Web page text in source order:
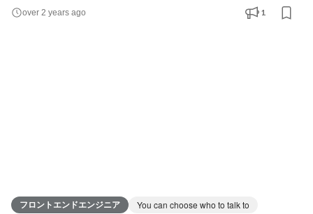
（Vue.js、Laravel Mix、Docker） ・スタイルガイドの構築および
1000ページを超える大規模サイト運用（Pug、Aigis・Fractal） ・
over 2 years ago 1
フロントエンドエンジニア You can choose who to talk to